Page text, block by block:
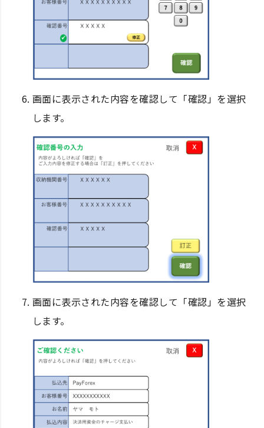
画面に表示された内容を確認して「確認」を選択
します。
画面に表示された内容を確認して「確認」を選択
します。